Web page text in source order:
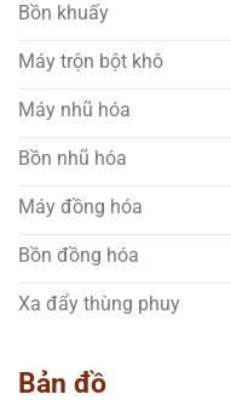
Bồn khuấy
Máy trộn bột khô
Máy nhũ hóa
Bồn nhũ hóa
Máy đồng hóa
Bồn đồng hóa
Xa đẩy thùng phuy
Bản đồ